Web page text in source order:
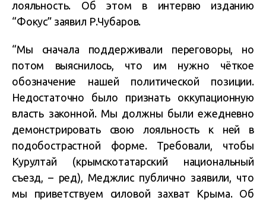
лояльность. Об этом в интервю изданию
“Фокус” заявил Р.Чубаров.
“Мы сначала поддерживали переговоры, но
потом выяснилось, что им нужно чёткое
обозначение нашей политической позиции.
Недостаточно было признать оккупационную
власть законной. Мы должны были ежедневно
демонстрировать свою лояльность к ней в
подобострастной форме. Требовали, чтобы
Курултай (крымскотатарский национальный
съезд, – ред), Меджлис публично заявили, что
мы приветствуем силовой захват Крыма. Об